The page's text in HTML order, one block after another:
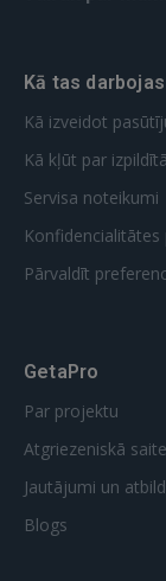
Kā tas darbojas
Kā izveidot
Kā kļūt par
Servisa noteikumi
Konfidencialitātes
Pārvaldīt
GetaPro
Par projektu
Atgriezeniskā saite
Jautājumi un
Blogs